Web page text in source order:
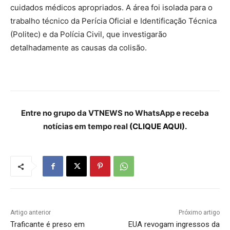
cuidados médicos apropriados. A área foi isolada para o
trabalho técnico da Perícia Oficial e Identificação Técnica
(Politec) e da Polícia Civil, que investigarão
detalhadamente as causas da colisão.
Entre no grupo da VTNEWS no WhatsApp e receba
notícias em tempo real (CLIQUE AQUI).
Artigo anterior
Traficante é preso em
Próximo artigo
EUA revogam ingressos da